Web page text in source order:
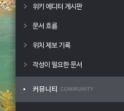
위키 에디터 게시판
문서 흐름
위치 제보 기록
작성이 필요한 문서